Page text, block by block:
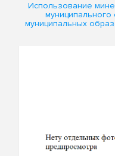
Использование
муниципальных